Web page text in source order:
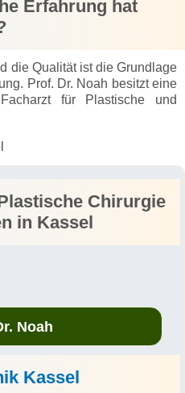
Erfahrung hat
die Qualität ist die Grundlage
Prof. Dr. Noah besitzt eine
für Plastische und
Chirurgie
in Kassel
Noah
Kassel